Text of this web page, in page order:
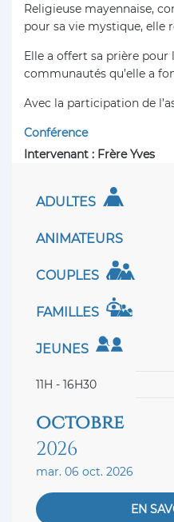
Religieuse mayennaise,
pour sa vie mystique, elle
Elle a offert sa prière pour
communautés qu’elle a
Avec la participation de
Conférence
Intervenant : Frère Yves
ADULTES
ANIMATEURS
COUPLES
FAMILLES
JEUNES
11H - 16H30
octobre
2026
mar. 06 oct. 2026
EN